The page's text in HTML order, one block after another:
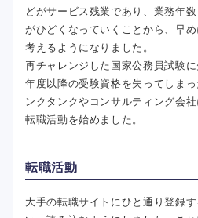
どがサービス残業であり、業務年
がひどくなっていくことから、早
考えるようになりました。
再チャレンジした国家公務員試験
年度以降の受験資格を失ってしま
ンクタンクやコンサルティング会
転職活動を始めました。
転職活動
大手の転職サイトにひと通り登録